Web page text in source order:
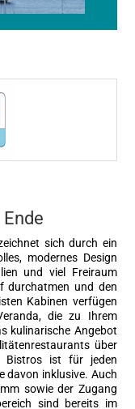
sich durch ein
modernes Design
und viel Freiraum
durchatmen und den
Kabinen verfügen
die zu Ihrem
kulinarische Angebot
über
Bistros ist für jeden
davon inklusive. Auch
sowie der Zugang
sind bereits im